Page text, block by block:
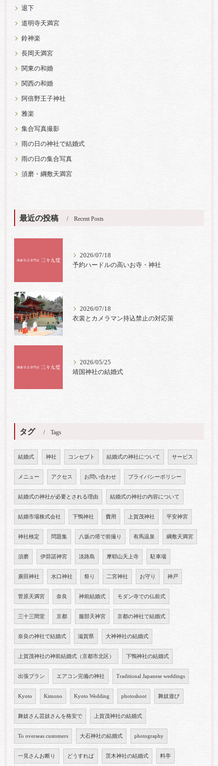
退下
道明寺天満宮
鈴神楽
長岡天満宮
関東の和婚
関西の和婚
阿倍野王子神社
雅楽
集合写真撮影
雨の日の神社で結婚式
雨の日の集合写真
須磨・綱敷天満宮
最近の投稿 Recent Posts
2026/07/18
予約ハードルの高いお寺・神社
2026/07/18
衣裳とカメラマン持込禁止の対応策
2026/05/25
靖国神社の結婚式
タグ Tags
結婚式 神社 コンセプト 結婚式の神社について サービス
メニュー アクセス お問い合わせ プライバシーポリシー
結婚式の神社が必要とされる理由 結婚式の神社の内容について
結婚市場株式会社 下鴨神社 費用 上賀茂神社 平安神宮
神社検定 問題集 八坂の塔で前撮り 有馬温泉 綱敷天満宮
須磨 伊弉諾神宮 淡路島 摩耶山天上寺 駐車場
廣田神社 水口神社 祭り 二宮神社 お守り 神戸
菅原天満宮 奈良 神前結婚式 モダン寺での仏前式
三十三間堂 京都 服部天神宮 京都の神社で結婚式
奈良の神社で結婚式 滋賀県 大神神社の結婚式
上賀茂神社の神前結婚式（京都市北区） 下鴨神社の結婚式
出張プラン エアコン完備の神社 Traditional Japanese weddings
Kyoto Kimono Kyoto Wedding photoshoot 舞妓遊び
舞妓さん芸妓さんを格安で 上賀茂神社の結婚式
To overseas customers 大石神社の結婚式 photography
一見さんお断り どうすれば 茨木神社の結婚式 料亭